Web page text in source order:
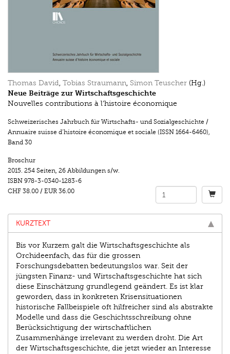
Thomas David, Tobias Straumann, Simon Teuscher (Hg.)
Neue Beiträge zur Wirtschaftsgeschichte
Nouvelles contributions à l’histoire économique
Schweizerisches Jahrbuch für Wirtschafts- und Sozialgeschichte /
Annuaire suisse d’histoire économique et sociale (ISSN 1664-6460),
Band 30
Broschur
2015. 254 Seiten, 26 Abbildungen s/w.
ISBN 978-3-0340-1283-6
CHF 38.00 / EUR 36.00
KURZTEXT
Bis vor Kurzem galt die Wirtschaftsgeschichte als
Orchideenfach, das für die grossen
Forschungsdebatten bedeutungslos war. Seit der
jüngsten Finanz- und Wirtschaftsgeschichte hat sich
diese Einschätzung grundlegend geändert. Es ist klar
geworden, dass in konkreten Krisensituationen
historische Fallbeispiele oft hilfreicher sind als abstrakte
Modelle und dass die Geschichtsschreibung ohne
Berücksichtigung der wirtschaftlichen
Zusammenhänge irrelevant zu werden droht. Die Art
der Wirtschaftsgeschichte, die jetzt wieder an Interesse